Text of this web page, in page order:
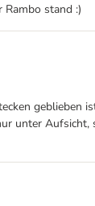
stand :)
unter